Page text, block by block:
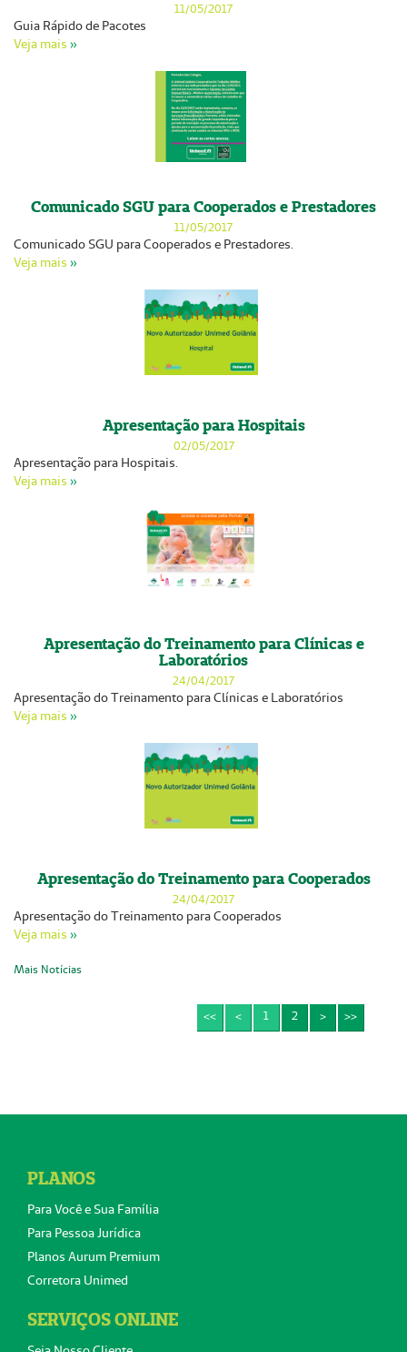
11/05/2017
Guia Rápido de Pacotes
Veja mais »
Comunicado SGU para Cooperados e Prestadores
11/05/2017
Comunicado SGU para Cooperados e Prestadores.
Veja mais »
Apresentação para Hospitais
02/05/2017
Apresentação para Hospitais.
Veja mais »
Apresentação do Treinamento para Clínicas e
Laboratórios
24/04/2017
Apresentação do Treinamento para Clínicas e Laboratórios
Veja mais »
Apresentação do Treinamento para Cooperados
24/04/2017
Apresentação do Treinamento para Cooperados
Veja mais »
Mais Notícias
<< < 1 2 > >>
PLANOS
Para Você e Sua Família
Para Pessoa Jurídica
Planos Aurum Premium
Corretora Unimed
SERVIÇOS ONLINE